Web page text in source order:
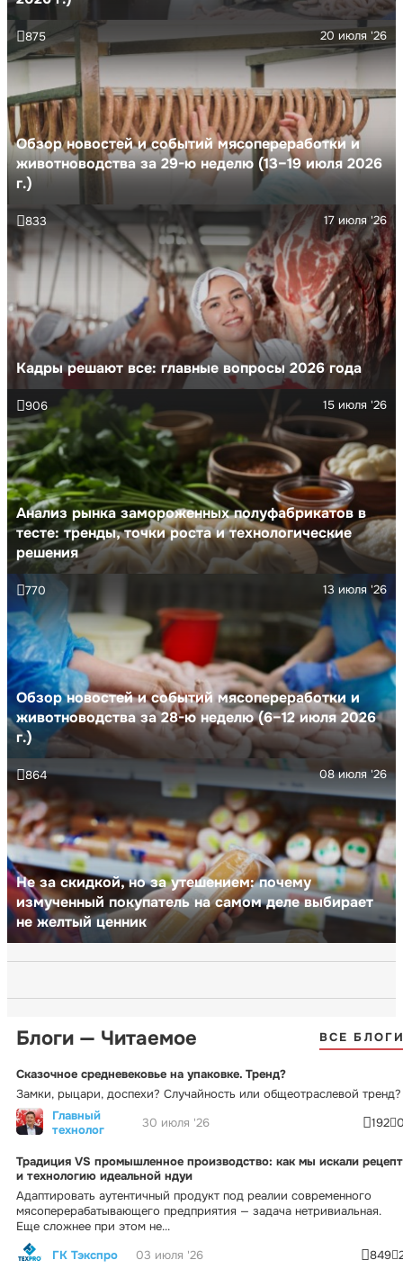
Обзор новостей и событий мясопереработки и
животноводства за 29-ю неделю (13–19 июля 2026
г.)
20 июля '26
875
Кадры решают все: главные вопросы 2026 года
17 июля '26
833
Анализ рынка замороженных полуфабрикатов в
тесте: тренды, точки роста и технологические
решения
15 июля '26
906
Обзор новостей и событий мясопереработки и
животноводства за 28-ю неделю (6–12 июля 2026
г.)
13 июля '26
770
Не за скидкой, но за утешением: почему
измученный покупатель на самом деле выбирает
не желтый ценник
08 июля '26
864
Блоги — Читаемое ВСЕ
Сказочное средневековье на упаковке. Тренд?
Замки, рыцари, доспехи? Случайность или общеотраслевой тренд?
Главный
технолог
30 июля '26 192
Традиция VS промышленное производство: как мы искали рецепт
и технологию идеальной ндуи
Адаптировать аутентичный продукт под реалии современного
мясоперерабатывающего предприятия — задача нетривиальная.
Еще сложнее при этом не...
ГК Тэкспро
03 июля '26 849